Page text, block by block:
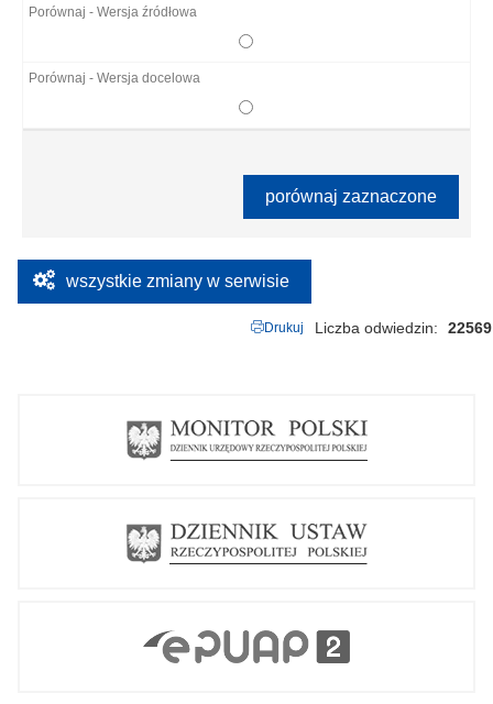
porównaj zaznaczone
wszystkie zmiany w serwisie
Drukuj Liczba odwiedzin 22569